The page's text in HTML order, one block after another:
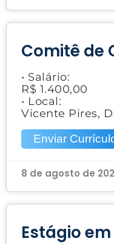
Comitê de
• Salário:
R$ 1.400,00
• Local:
Vicente Pires,
Enviar
8 de agosto de
Estágio